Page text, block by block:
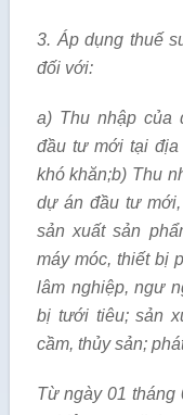
3. Áp dụng thuế
đối với:
a) Thu nhập của
đầu tư mới tại
khó khăn;b) Thu
dự án đầu tư
sản xuất sản
máy móc, thiết bị
lâm nghiệp, ngư
bị tưới tiêu; sản
cầm, thủy sản;
Từ ngày 01 tháng